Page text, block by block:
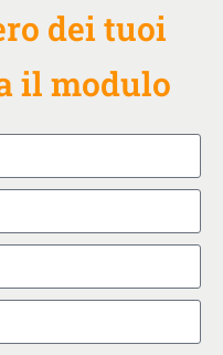
dei tuoi
il modulo